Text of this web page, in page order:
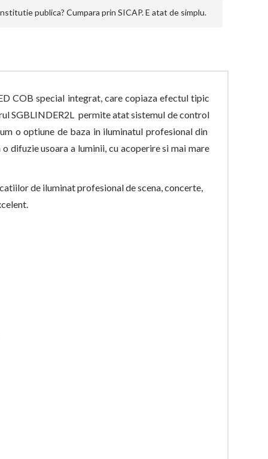
publica? Cumpara prin SICAP. E atat de simplu.
COB special integrat, care copiaza efectul tipic
SGBLINDER2L permite atat sistemul de control
o optiune de baza in iluminatul profesional din
o difuzie usoara a luminii, cu acoperire si mai mare
de iluminat profesional de scena, concerte,